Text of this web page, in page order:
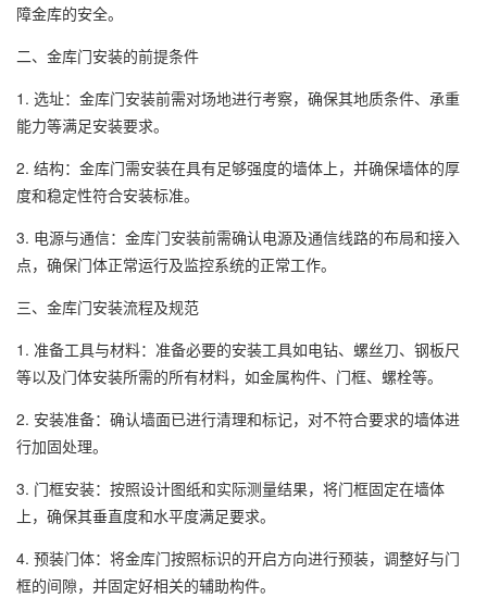
障金库的安全。
二、金库门安装的前提条件
1. 选址：金库门安装前需对场地进行考察，确保其地质条件、承重
能力等满足安装要求。
2. 结构：金库门需安装在具有足够强度的墙体上，并确保墙体的厚
度和稳定性符合安装标准。
3. 电源与通信：金库门安装前需确认电源及通信线路的布局和接入
点，确保门体正常运行及监控系统的正常工作。
三、金库门安装流程及规范
1. 准备工具与材料：准备必要的安装工具如电钻、螺丝刀、钢板尺
等以及门体安装所需的所有材料，如金属构件、门框、螺栓等。
2. 安装准备：确认墙面已进行清理和标记，对不符合要求的墙体进
行加固处理。
3. 门框安装：按照设计图纸和实际测量结果，将门框固定在墙体
上，确保其垂直度和水平度满足要求。
4. 预装门体：将金库门按照标识的开启方向进行预装，调整好与门
框的间隙，并固定好相关的辅助构件。